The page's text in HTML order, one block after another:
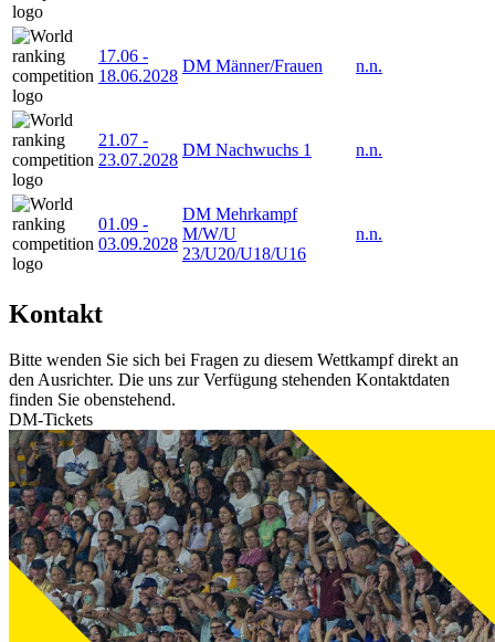
17.06 -
18.06.2028
DM Männer/Frauen n.n.
21.07 -
23.07.2028
DM Nachwuchs 1 n.n.
01.09 -
03.09.2028
DM Mehrkampf
M/W/U
23/U20/U18/U16
n.n.
Kontakt
Bitte wenden Sie sich bei Fragen zu diesem Wettkampf direkt an
den Ausrichter. Die uns zur Verfügung stehenden Kontaktdaten
finden Sie obenstehend.
DM-Tickets